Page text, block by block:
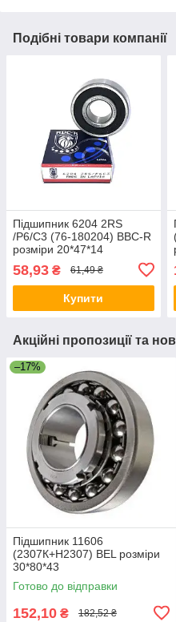
Подібні товари компанії
Підшипник 6204 2RS
/P6/C3 (76-180204) BBC-R
розміри 20*47*14
58,93 ₴ 61,49 ₴
Купити
Акційні пропозиції та
–17%
Підшипник 11606
(2307К+Н2307) BEL розміри
30*80*43
Готово до відправки
152,10 ₴ 182,52 ₴